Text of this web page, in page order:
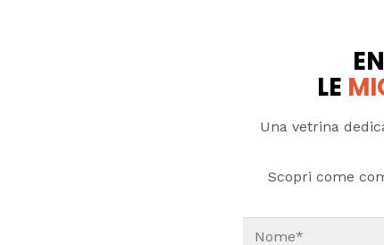
LE
Una vetrina
Scopri come